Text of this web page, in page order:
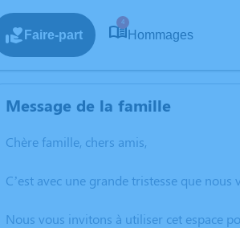
Faire-part
4
Hommages
Message de la famille
Chère famille, chers amis,
C’est avec une grande tristesse que
Nous vous invitons à utiliser cet espace